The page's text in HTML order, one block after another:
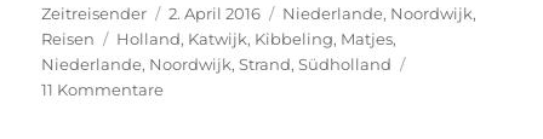
Autor
Zeitreisender
Veröffentlicht
am
2. April 2016 Kategorien
Niederlande, Noordwijk,
Reisen
Schlagwörter
Holland, Katwijk, Kibbeling, Matjes,
Niederlande, Noordwijk,Strand,Südholland
11 Kommentarezu